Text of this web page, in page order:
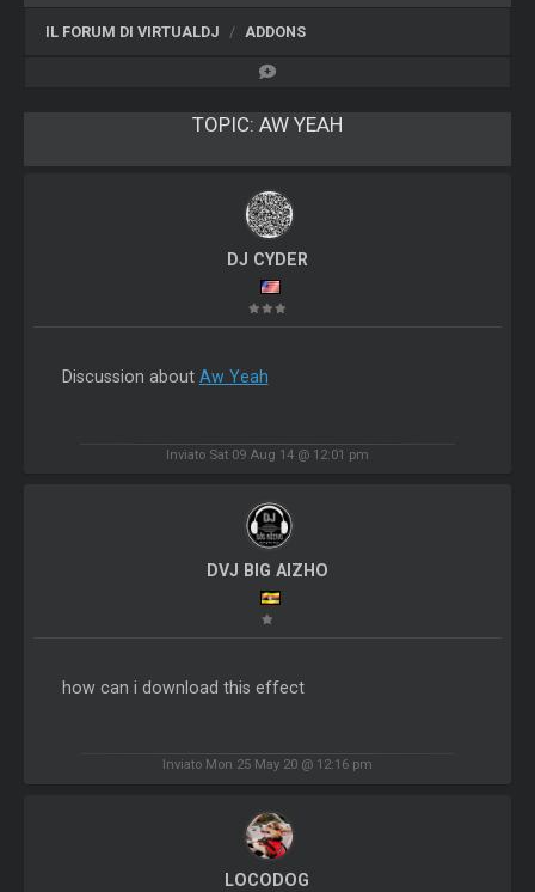
IL FORUM DI VIRTUALDJ ADDONS
TOPIC: AW YEAH
DJ CYDER
Discussion about Aw Yeah
Inviato Sat 09 Aug 14 @ 12:01 pm
DVJ BIG AIZHO
how can i download this effect
Inviato Mon 25 May 20 @ 12:16 pm
LOCODOG